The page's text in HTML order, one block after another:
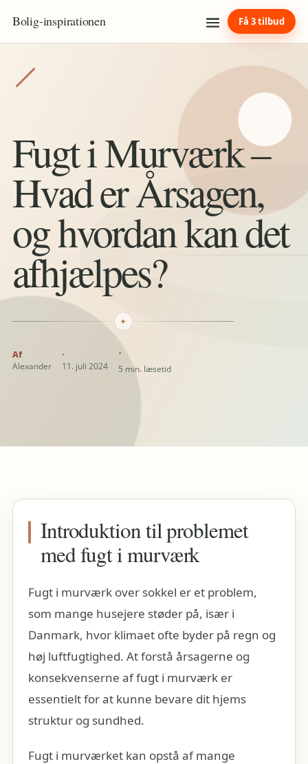
Bolig-inspirationen Få 3 tilbud
Fugt i Murværk –
Hvad er Årsagen,
og hvordan kan det
afhjælpes?
✦
Alexander 11. juli 2024 5 min. læsetid
Introduktion til problemet
med fugt i murværk
Fugt i murværk over sokkel er et problem,
som mange husejere støder på, især i
Danmark, hvor klimaet ofte byder på regn og
høj luftfugtighed. At forstå årsagerne og
konsekvenserne af fugt i murværk er
essentielt for at kunne bevare dit hjems
struktur og sundhed.
Fugt i murværket kan opstå af mange